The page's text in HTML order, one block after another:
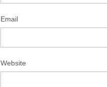
Email
Website